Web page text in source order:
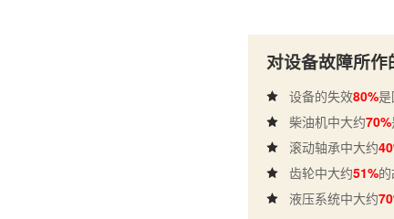
对设备故障所作
设备的失效80%是
柴油机中大约70%
滚动轴承中大约
齿轮中大约51%
液压系统中大约